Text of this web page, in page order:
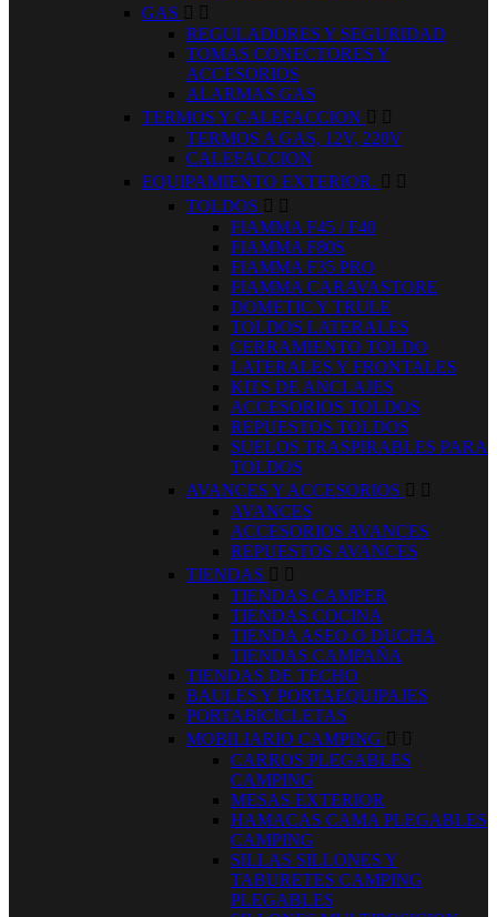
GAS  
REGULADORES Y SEGURIDAD
TOMAS CONECTORES Y
ACCESORIOS
ALARMAS GAS
TERMOS Y CALEFACCION  
TERMOS A GAS, 12V, 220V
CALEFACCION
EQUIPAMIENTO EXTERIOR.  
TOLDOS  
FIAMMA F45 / F40
FIAMMA F80S
FIAMMA F35 PRO
FIAMMA CARAVASTORE
DOMETIC Y TRULE
TOLDOS LATERALES
CERRAMIENTO TOLDO
LATERALES Y FRONTALES
KITS DE ANCLAJES
ACCESORIOS TOLDOS
REPUESTOS TOLDOS
SUELOS TRASPIRABLES PARA
TOLDOS
AVANCES Y ACCESORIOS  
AVANCES
ACCESORIOS AVANCES
REPUESTOS AVANCES
TIENDAS  
TIENDAS CAMPER
TIENDAS COCINA
TIENDA ASEO O DUCHA
TIENDAS CAMPAÑA
TIENDAS DE TECHO
BAULES Y PORTAEQUIPAJES
PORTABICICLETAS
MOBILIARIO CAMPING  
CARROS PLEGABLES
CAMPING
MESAS EXTERIOR
HAMACAS CAMA PLEGABLES
CAMPING
SILLAS SILLONES Y
TABURETES CAMPING
PLEGABLES